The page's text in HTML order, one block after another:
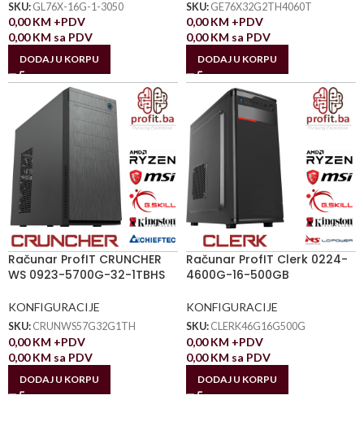
SKU: GL76X-16G-1-3050
0,00KM +PDV
0,00KM sa PDV
DODAJ U KORPU
SKU: GE76X32G2TH4060T
0,00KM +PDV
0,00KM sa PDV
DODAJ U KORPU
Računar ProfIT CRUNCHER
WS 0923-5700G-32-1TBHS
KONFIGURACIJE
SKU: CRUNWS57G32G1TH
0,00KM +PDV
0,00KM sa PDV
DODAJ U KORPU
Računar ProfIT Clerk 0224-
4600G-16-500GB
KONFIGURACIJE
SKU: CLERK46G16G500G
0,00KM +PDV
0,00KM sa PDV
DODAJ U KORPU